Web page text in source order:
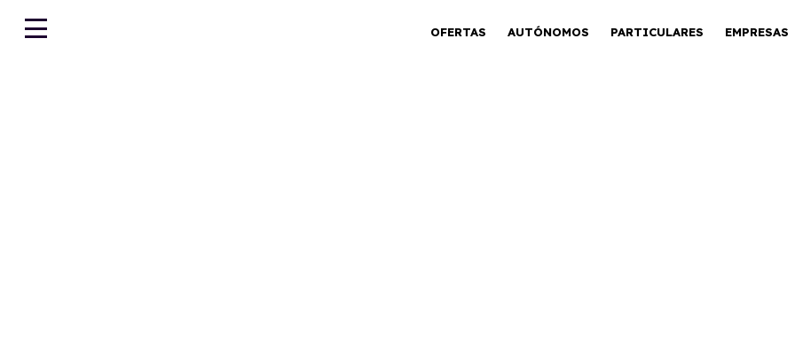
OFERTAS AUTÓNOMOS PARTICULARES EMPRESAS